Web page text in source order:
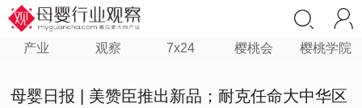
产业 观察 7x24 樱桃会 樱桃学院
母婴日报 | 美赞臣推出新品；耐克任命大中华区